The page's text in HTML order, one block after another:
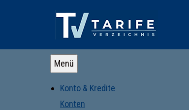
Menü
Konto & Kredite
Konten